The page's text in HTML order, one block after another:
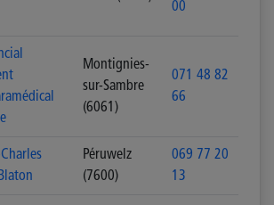
00
Montignies-
sur-Sambre
(6061)
071 48 82
66
Péruwelz
(7600)
069 77 20
13